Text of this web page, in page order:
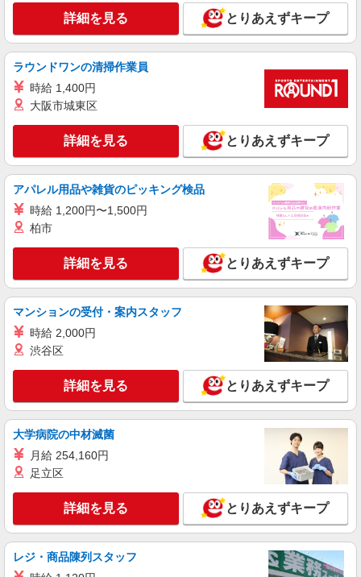
詳細を見る とりあえずキープ
ラウンドワンの清掃作業員
時給 1,400円
大阪市城東区
詳細を見る とりあえずキープ
アパレル用品や雑貨のピッキング検品
時給 1,200円〜1,500円
柏市
詳細を見る とりあえずキープ
マンションの受付・案内スタッフ
時給 2,000円
渋谷区
詳細を見る とりあえずキープ
大学病院の中材滅菌
月給 254,160円
足立区
詳細を見る とりあえずキープ
レジ・商品陳列スタッフ